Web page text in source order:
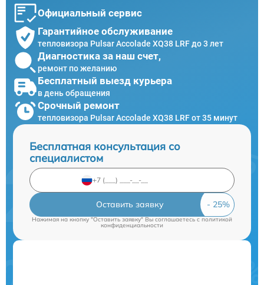
Официальный сервис
Гарантийное обслуживание
тепловизора Pulsar Accolade XQ38 LRF до 3 лет
Диагностика за наш счет,
ремонт по желанию
Бесплатный выезд курьера
в день обращения
Срочный ремонт
тепловизора Pulsar Accolade XQ38 LRF от 35 минут
Бесплатная консультация со
специалистом
Оставить заявку
Нажимая на кнопку "Оставить заявку" Вы соглашаетесь cполитикой
конфиденциальности